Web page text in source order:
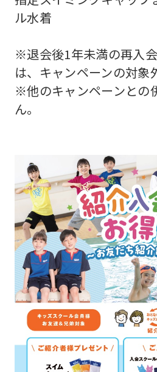
ル水着
※退会後1年未満の再入
は、キャンペーンの対象
※他のキャンペーンとの
ん。
into
to
to
the
top
if